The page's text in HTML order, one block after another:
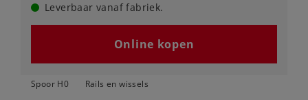
Leverbaar vanaf fabriek.
Online kopen
Spoor H0 Rails en wissels